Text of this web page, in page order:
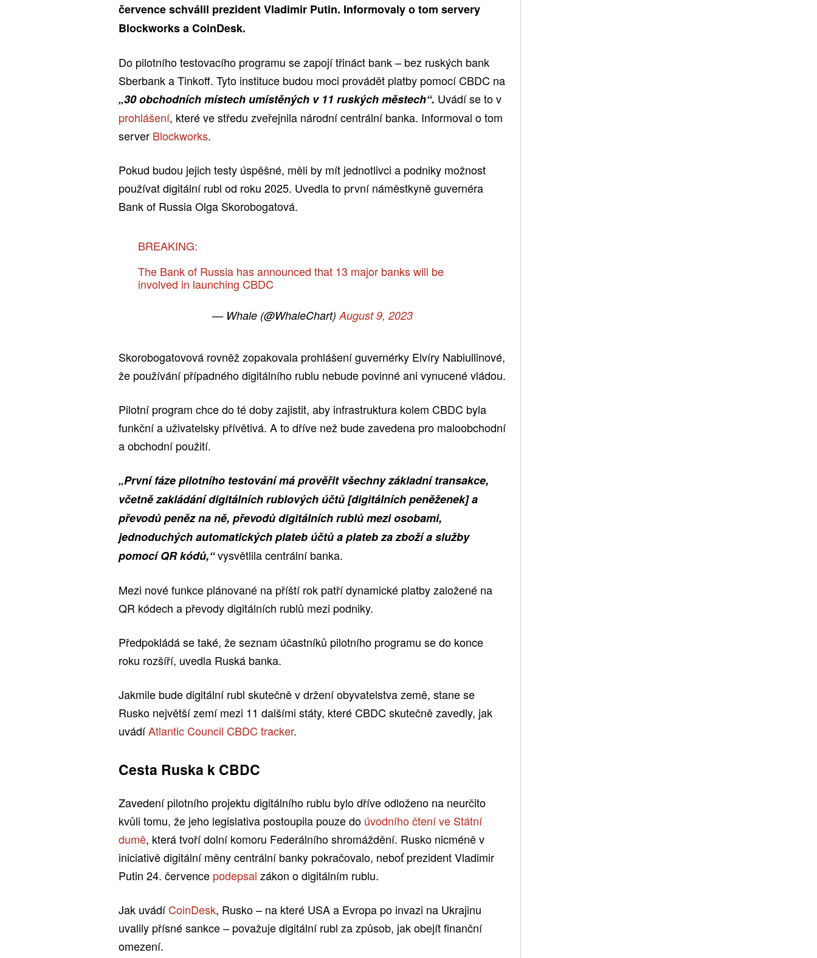
července schválil prezident Vladimir Putin. Informovaly o tom servery
Blockworks a CoinDesk.
Do pilotního testovacího programu se zapojí třináct bank – bez ruských bank
Sberbank a Tinkoff. Tyto instituce budou moci provádět platby pomocí CBDC na
„30 obchodních místech umístěných v 11 ruských městech“. Uvádí se to v
prohlášení, které ve středu zveřejnila národní centrální banka. Informoval o tom
server Blockworks.
Pokud budou jejich testy úspěšné, měli by mít jednotlivci a podniky možnost
používat digitální rubl od roku 2025. Uvedla to první náměstkyně guvernéra
Bank of Russia Olga Skorobogatová.
BREAKING:
The Bank of Russia has announced that 13 major banks will be
involved in launching CBDC
— Whale (@WhaleChart) August 9, 2023
Skorobogatovová rovněž zopakovala prohlášení guvernérky Elvíry Nabiullinové,
že používání případného digitálního rublu nebude povinné ani vynucené vládou.
Pilotní program chce do té doby zajistit, aby infrastruktura kolem CBDC byla
funkční a uživatelsky přívětivá. A to dříve než bude zavedena pro maloobchodní
a obchodní použití.
„První fáze pilotního testování má prověřit všechny základní transakce,
včetně zakládání digitálních rublových účtů [digitálních peněženek] a
převodů peněz na ně, převodů digitálních rublů mezi osobami,
jednoduchých automatických plateb účtů a plateb za zboží a služby
pomocí QR kódů,“vysvětlila centrální banka.
Mezi nové funkce plánované na příští rok patří dynamické platby založené na
QR kódech a převody digitálních rublů mezi podniky.
Předpokládá se také, že seznam účastníků pilotního programu se do konce
roku rozšíří, uvedla Ruská banka.
Jakmile bude digitální rubl skutečně v držení obyvatelstva země, stane se
Rusko největší zemí mezi 11 dalšími státy, které CBDC skutečně zavedly, jak
uvádíAtlantic Council CBDC tracker.
Cesta Ruska k CBDC
Zavedení pilotního projektu digitálního rublu bylo dříve odloženo na neurčito
kvůli tomu, že jeho legislativa postoupila pouze do úvodního čtení ve Státní
dumě, která tvoří dolní komoru Federálního shromáždění. Rusko nicméně v
iniciativě digitální měny centrální banky pokračovalo, neboť prezident Vladimir
Putin 24. července podepsal zákon o digitálním rublu.
Jak uvádíCoinDesk, Rusko – na které USA a Evropa po invazi na Ukrajinu
uvalily přísné sankce – považuje digitální rubl za způsob, jak obejít finanční
omezení.